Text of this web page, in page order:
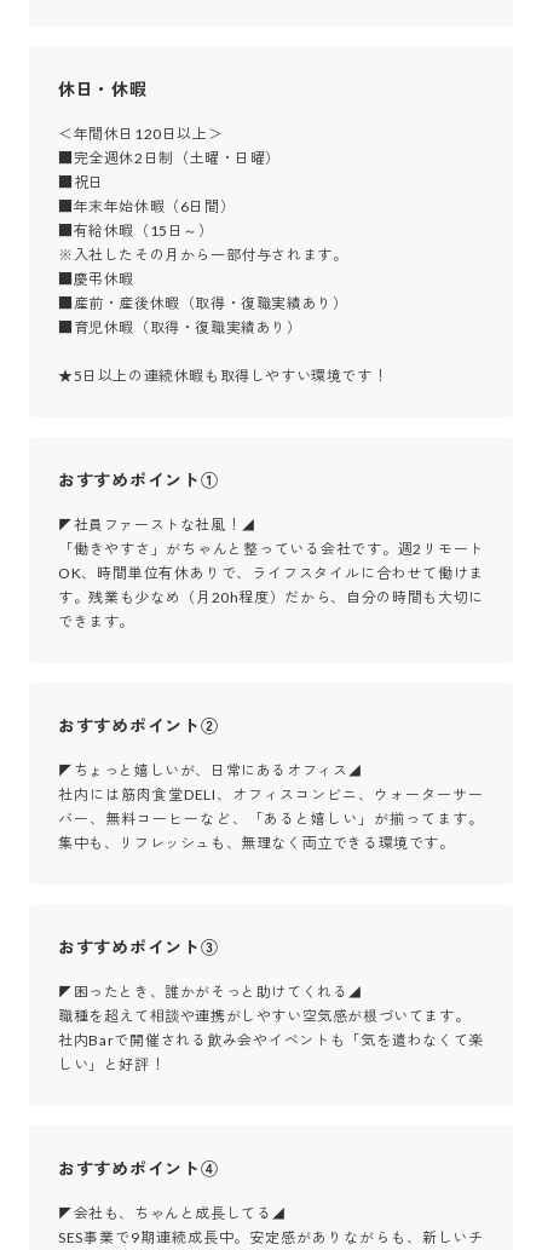
休日・休暇
＜年間休日120日以上＞
■完全週休2日制（土曜・日曜）
■祝日
■年末年始休暇（6日間）
■有給休暇（15日～）
※入社したその月から一部付与されます。
■慶弔休暇
■産前・産後休暇（取得・復職実績あり）
■育児休暇（取得・復職実績あり）
★5日以上の連続休暇も取得しやすい環境です！
おすすめポイント①
◤社員ファーストな社風！◢
「働きやすさ」がちゃんと整っている会社です。週2リモート
OK、時間単位有休ありで、ライフスタイルに合わせて働けま
す。残業も少なめ（月20h程度）だから、自分の時間も大切に
できます。
おすすめポイント②
◤ちょっと嬉しいが、日常にあるオフィス◢
社内には筋肉食堂DELI、オフィスコンビニ、ウォーターサー
バー、無料コーヒーなど、「あると嬉しい」が揃ってます。
集中も、リフレッシュも、無理なく両立できる環境です。
おすすめポイント③
◤困ったとき、誰かがそっと助けてくれる◢
職種を超えて相談や連携がしやすい空気感が根づいてます。
社内Barで開催される飲み会やイベントも「気を遣わなくて楽
しい」と好評！
おすすめポイント④
◤会社も、ちゃんと成長してる◢
SES事業で9期連続成長中。安定感がありながらも、新しいチ